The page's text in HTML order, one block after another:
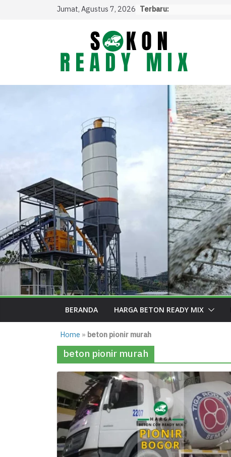
Jumat, Agustus 7, 2026 Terbaru:
BERANDA HARGA BETON READY MIX
Home » beton pionir murah
beton pionir murah